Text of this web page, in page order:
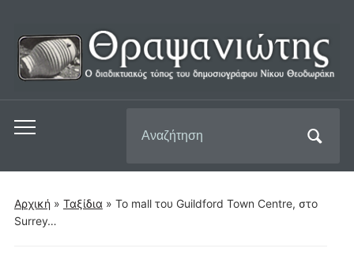
Εναλλαγή
μενού
για
κινητά
για:
Αρχική » Ταξίδια » Το mall του Guildford Town Centre, στο
Surrey…